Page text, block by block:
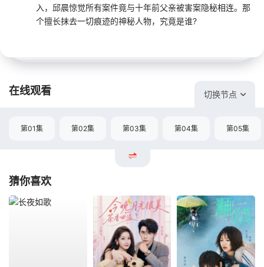
入，邱晨惊觉所有案件竟与十年前父亲被害案隐秘相连。那
个擅长抹去一切痕迹的神秘人物，究竟是谁?
在线观看 切换节点
第01集 第02集 第03集 第04集 第05集
猜你喜欢